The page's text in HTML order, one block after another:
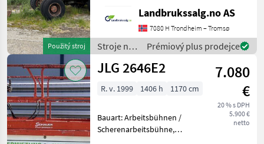
Použitý stroj
reference number upon
request: 9504 See
en.landbrukssalg.no/9504
for more images Specificati
Landbrukssalg.no AS
7080 H Trondheim – Tromsø
Stroje na
stavbu /
Atlas
Prémiový plus prodejce
JLG 2646E2
7.080
€
20 % s DPH
5.900 €
netto
R. v. 1999 1406 h 1170 cm
Bauart: Arbeitsbühnen /
Scherenarbeitsbühne,